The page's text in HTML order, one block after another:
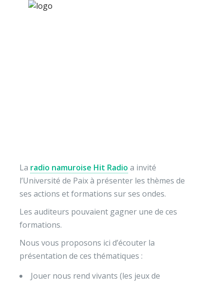
La radio namuroise Hit Radio a invité
l’Université de Paix à présenter les thèmes de
ses actions et formations sur ses ondes.
Les auditeurs pouvaient gagner une de ces
formations.
Nous vous proposons ici d’écouter la
présentation de ces thématiques :
Jouer nous rend vivants (les jeux de